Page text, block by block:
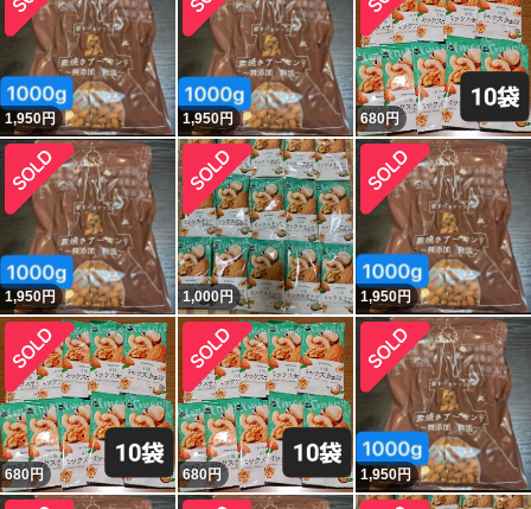
1,950円 1,950円 680円
1,950円 1,000円 1,950円
680円 680円 1,950円